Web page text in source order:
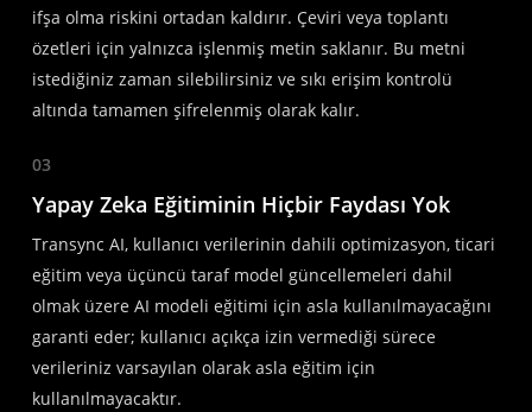
ifşa olma riskini ortadan kaldırır. Çeviri veya toplantı
özetleri için yalnızca işlenmiş metin saklanır. Bu metni
istediğiniz zaman silebilirsiniz ve sıkı erişim kontrolü
altında tamamen şifrelenmiş olarak kalır.
03
Yapay Zeka Eğitiminin Hiçbir Faydası Yok
Transync AI, kullanıcı verilerinin dahili optimizasyon, ticari
eğitim veya üçüncü taraf model güncellemeleri dahil
olmak üzere AI modeli eğitimi için asla kullanılmayacağını
garanti eder; kullanıcı açıkça izin vermediği sürece
verileriniz varsayılan olarak asla eğitim için
kullanılmayacaktır.